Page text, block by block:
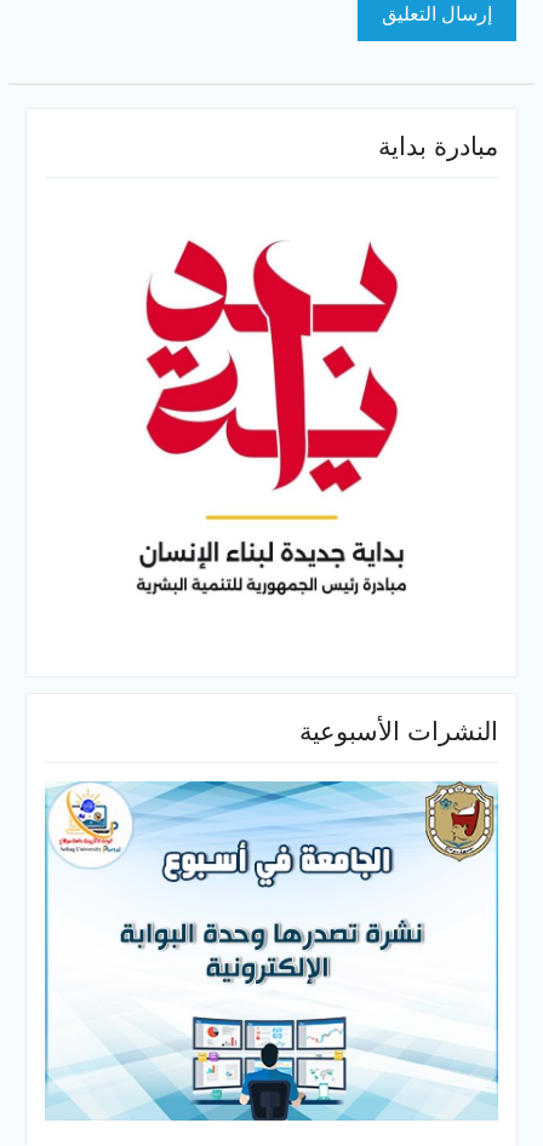
مبادرة بداية
النشرات الأسبوعية